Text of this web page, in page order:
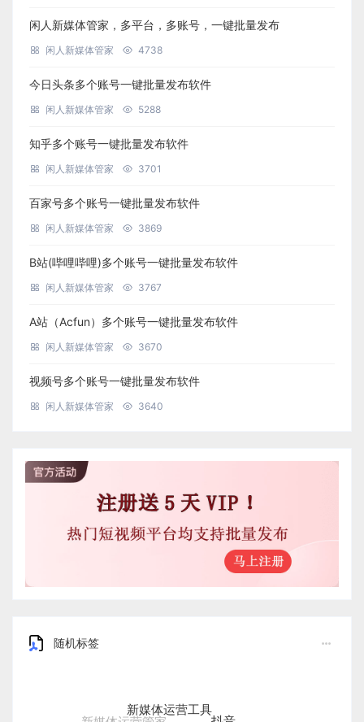
闲人新媒体管家，多平台，多账号，一键批量发布
闲人新媒体管家 4738
今日头条多个账号一键批量发布软件
闲人新媒体管家 5288
知乎多个账号一键批量发布软件
闲人新媒体管家 3701
百家号多个账号一键批量发布软件
闲人新媒体管家 3869
B站(哔哩哔哩)多个账号一键批量发布软件
闲人新媒体管家 3767
A站（Acfun）多个账号一键批量发布软件
闲人新媒体管家 3670
视频号多个账号一键批量发布软件
闲人新媒体管家 3640
随机标签
新媒体运营管家
新媒体运营工具
抖音